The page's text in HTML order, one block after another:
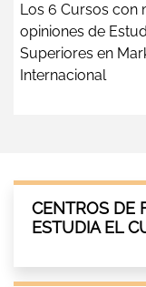
Los 6 Cursos con
opiniones de
Superiores en
Internacional
CENTROS DE
ESTUDIA EL